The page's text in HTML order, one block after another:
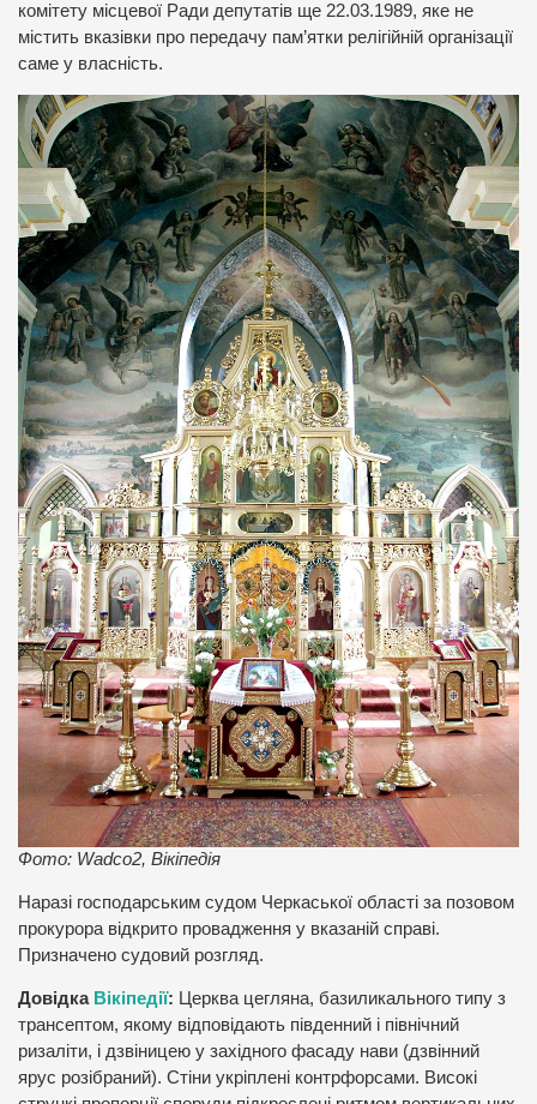
комітету місцевої Ради депутатів ще 22.03.1989, яке не
містить вказівки про передачу пам’ятки релігійній організації
саме у власність.
Фото: Wadco2, Вікіпедія
Наразі господарським судом Черкаської області за позовом
прокурора відкрито провадження у вказаній справі.
Призначено судовий розгляд.
Довідка Вікіпедії: Церква цегляна, базиликального типу з
трансептом, якому відповідають південний і північний
ризаліти, і дзвіницею у західного фасаду нави (дзвінний
ярус розібраний). Стіни укріплені контрфорсами. Високі